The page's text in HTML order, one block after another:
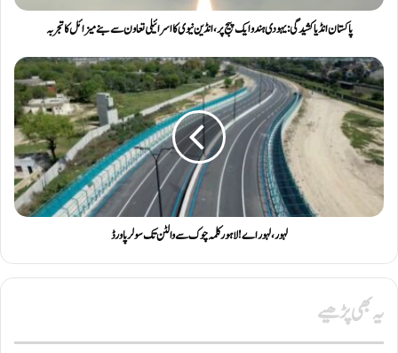
پاکستان انڈیا کشیدگی: یہودی ہندو ایک پیج پر ، انڈین نیوی کا اسرائیلی تعاون سے بنے میزائل کا تجربہ
لہور ، لہور اے ! لاہور کلمہ چوک سے والٹن تک سولر پاورڈ
یہ بھی پڑھیے